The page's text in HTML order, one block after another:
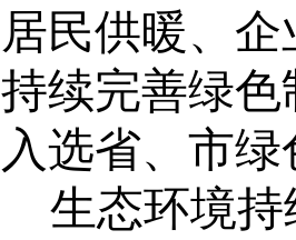
居民供暖、
持续完善绿
入选省、市
生态环境持